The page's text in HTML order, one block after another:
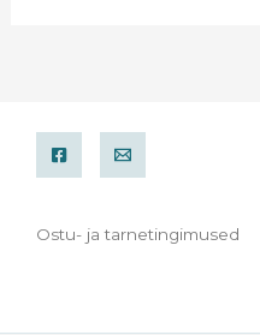
Ostu- ja tarnetingimused